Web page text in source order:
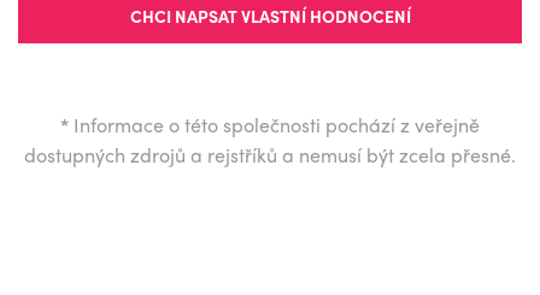
CHCI NAPSAT VLASTNÍ HODNOCENÍ
* Informace o této společnosti pochází z veřejně
dostupných zdrojů a rejstříků a nemusí být zcela přesné.